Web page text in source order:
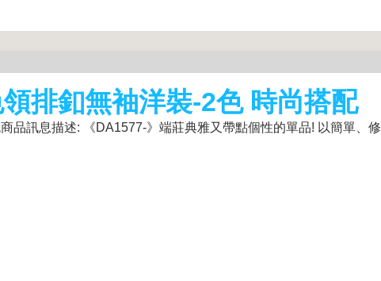
排釦無袖洋裝-2色 時尚搭配
品訊息描述: 《DA1577-》端莊典雅又帶點個性的單品! 以簡單、修